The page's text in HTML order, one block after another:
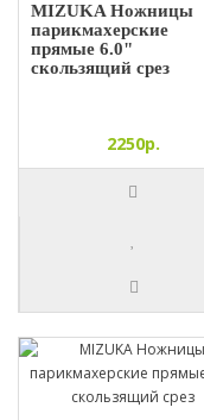
MIZUKA Ножницы
парикмахерские
прямые 6.0"
скользящий срез
2250р.